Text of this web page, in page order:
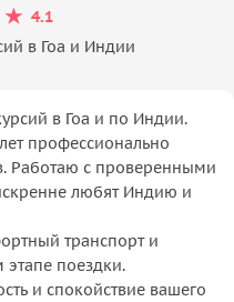
4.1
в Гоа и Индии
в Гоа и по Индии.
профессионально
Работаю с проверенными
любят Индию и
транспорт и
поездки.
и спокойствие вашего